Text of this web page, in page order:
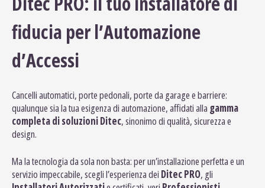
fiducia per l’Automazione
d’Accessi
Cancelli automatici, porte pedonali, porte da garage e barriere:
qualunque sia la tua esigenza di automazione, affidati alla gamma
completa di soluzioni Ditec, sinonimo di qualità, sicurezza e
design.
Ma la tecnologia da sola non basta: per un’installazione perfetta e un
servizio impeccabile, scegli l’esperienza dei Ditec PRO, gli